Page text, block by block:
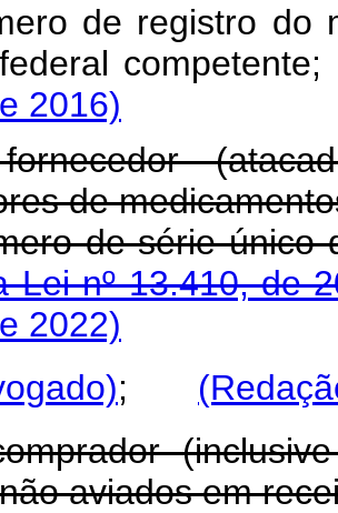
de registro do
federal
2016)
de
de série
Lei nº 13.410, de
2022)
;
aviados em